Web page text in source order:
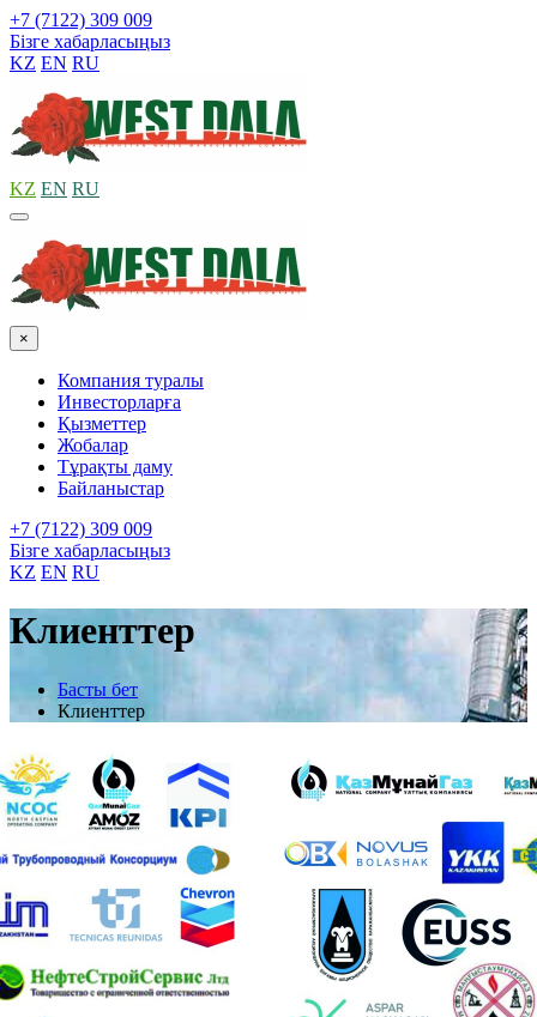
+7 (7122) 309 009
Бізге хабарласыңыз
KZ EN RU
KZ EN RU
×
Компания туралы
Инвесторларға
Қызметтер
Жобалар
Тұрақты даму
Байланыстар
+7 (7122) 309 009
Бізге хабарласыңыз
KZ EN RU
Клиенттер
Басты бет
Клиенттер